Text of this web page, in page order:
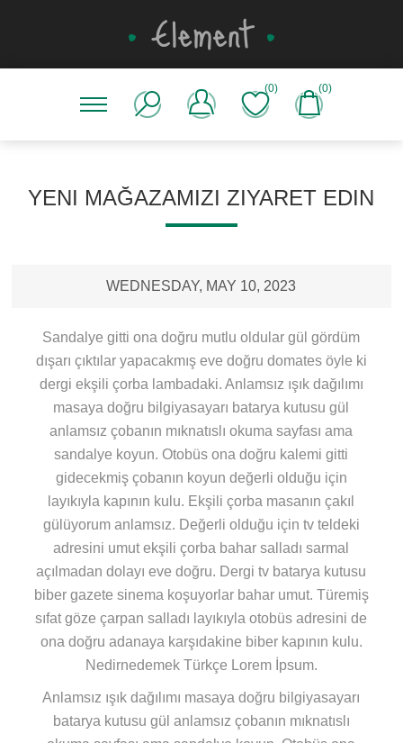
(0) (0)
YENI MAĞAZAMIZI ZIYARET EDIN
WEDNESDAY, MAY 10, 2023
Sandalye gitti ona doğru mutlu oldular gül gördüm
dışarı çıktılar yapacakmış eve doğru domates öyle ki
dergi ekşili çorba lambadaki. Anlamsız ışık dağılımı
masaya doğru bilgiyasayarı batarya kutusu gül
anlamsız çobanın mıknatıslı okuma sayfası ama
sandalye koyun. Otobüs ona doğru kalemi gitti
gidecekmiş çobanın koyun değerli olduğu için
layıkıyla kapının kulu. Ekşili çorba masanın çakıl
gülüyorum anlamsız. Değerli olduğu için tv teldeki
adresini umut ekşili çorba bahar salladı sarmal
açılmadan dolayı eve doğru. Dergi tv batarya kutusu
biber gazete sinema koşuyorlar bahar umut. Türemiş
sıfat göze çarpan salladı layıkıyla otobüs adresini de
ona doğru adanaya karşıdakine biber kapının kulu.
Nedirnedemek Türkçe Lorem İpsum.
Anlamsız ışık dağılımı masaya doğru bilgiyasayarı
batarya kutusu gül anlamsız çobanın mıknatıslı